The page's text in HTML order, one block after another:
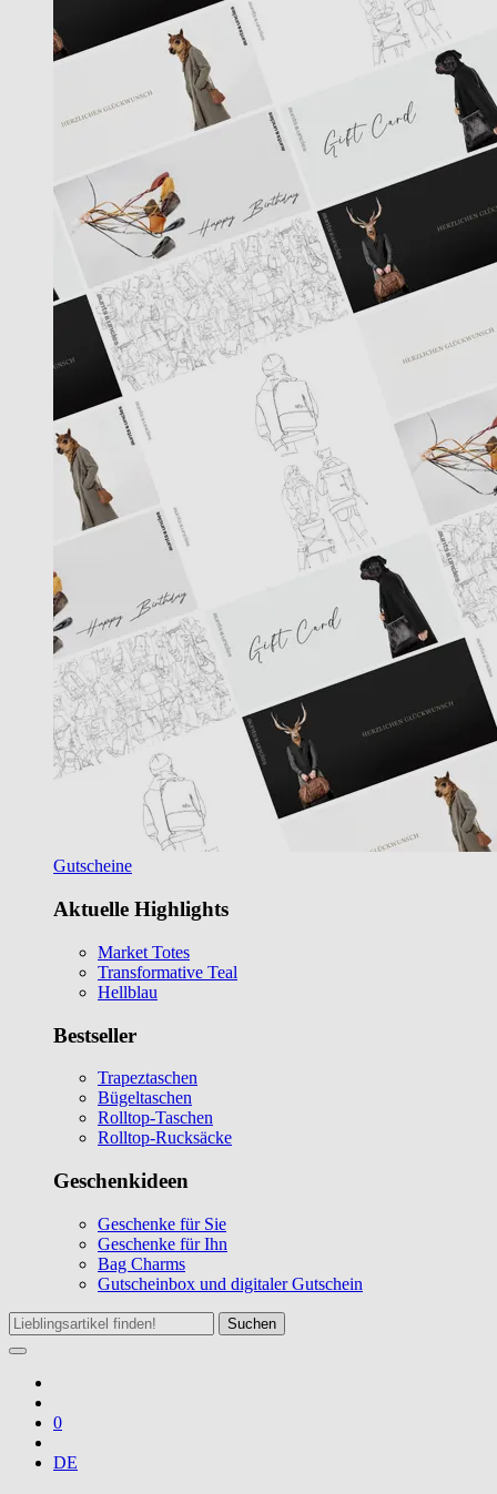
Gutscheine
Aktuelle Highlights
Market Totes
Transformative Teal
Hellblau
Bestseller
Trapeztaschen
Bügeltaschen
Rolltop-Taschen
Rolltop-Rucksäcke
Geschenkideen
Geschenke für Sie
Geschenke für Ihn
Bag Charms
Gutscheinbox und digitaler Gutschein
Suchen
0
DE